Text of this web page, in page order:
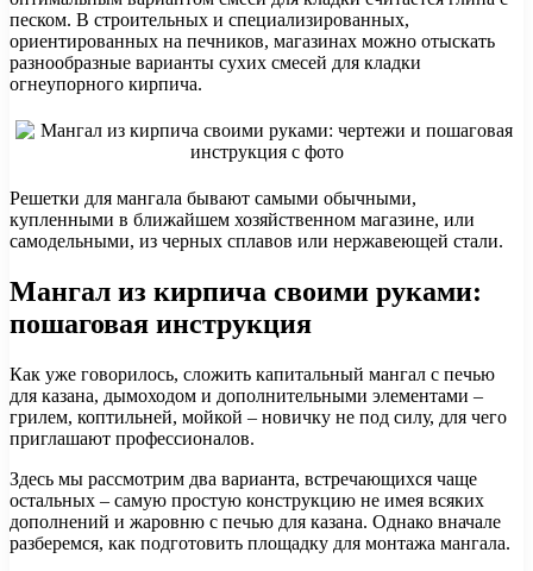
песком. В строительных и специализированных,
ориентированных на печников, магазинах можно отыскать
разнообразные варианты сухих смесей для кладки
огнеупорного кирпича.
Решетки для мангала бывают самыми обычными,
купленными в ближайшем хозяйственном магазине, или
самодельными, из черных сплавов или нержавеющей стали.
Мангал из кирпича своими руками:
пошаговая инструкция
Как уже говорилось, сложить капитальный мангал с печью
для казана, дымоходом и дополнительными элементами –
грилем, коптильней, мойкой – новичку не под силу, для чего
приглашают профессионалов.
Здесь мы рассмотрим два варианта, встречающихся чаще
остальных – самую простую конструкцию не имея всяких
дополнений и жаровню с печью для казана. Однако вначале
разберемся, как подготовить площадку для монтажа мангала.